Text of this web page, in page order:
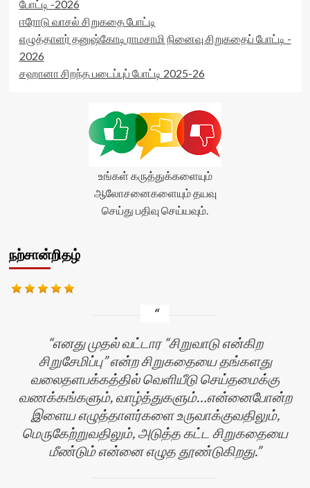
போட்டி -2026
ஈரோடு வாசல் சிறுகதை போட்டி
எழுத்தாளர் தனுஷ்கோடி ராமசாமி நினைவு சிறுகதைப் போட்டி -
2026
சஹானா சிறந்த படைப்புப் போட்டி 2025-26
உங்கள் கருத்துக்களையும்
ஆலோசனைகளையும் தயவு
செய்து பதிவு செய்யவும்.
நற்சான்றிதழ்
எனது முதல் வட்டார “சிறுவாடு என்கிற
சிறுசேமிப்பு” என்ற சிறுகதையை தங்களது
வலைதளபக்கத்தில் வெளியீடு செய்தமைக்கு
வணக்கங்களும், வாழ்த்துகளும்…என்னைபோன்ற
இளைய எழுத்தாளர்களை உருவாக்குவதிலும்,
மெருகேற்றுவதிலும், அடுத்த கட்ட சிறுகதையை
மீண்டும் என்னை எழுத தூண்டுகிறது.